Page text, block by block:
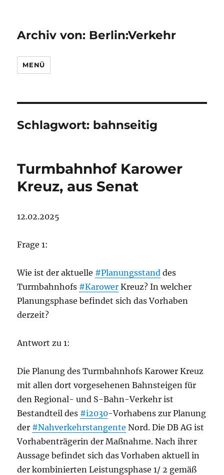
Archiv von: Berlin:Verkehr
MENÜ
Schlagwort: bahnseitig
Turmbahnhof Karower
Kreuz, aus Senat
12.02.2025
Frage 1:
Wie ist der aktuelle #Planungsstand des
Turmbahnhofs #Karower Kreuz? In welcher
Planungsphase befindet sich das Vorhaben
derzeit?
Antwort zu 1:
Die Planung des Turmbahnhofs Karower Kreuz
mit allen dort vorgesehenen Bahnsteigen für
den Regional- und S-Bahn-Verkehr ist
Bestandteil des #i2030-Vorhabens zur Planung
der #Nahverkehrstangente Nord. Die DB AG ist
Vorhabenträgerin der Maßnahme. Nach ihrer
Aussage befindet sich das Vorhaben aktuell in
der kombinierten Leistungsphase 1/ 2 gemäß